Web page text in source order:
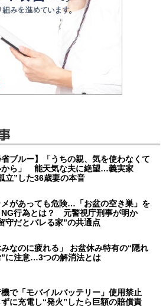
省ブルー】「うちの親、気を使わなくて
から」 能天気な夫に絶望…義実家
立”した36歳妻の本音
メがあっても危険…「お盆の空き巣」を
NG行為とは？ 元警視庁刑事が明か
守だとバレる家”の共通点
みなのに疲れる」 お盆休み特有の“隠れ
”に注意…3つの解消法とは
機で「モバイルバッテリー」使用禁止
に充電し“発火”したら巨額の賠償責